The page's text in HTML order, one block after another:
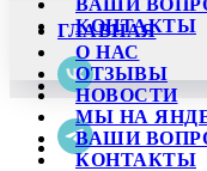
ВАШИ
КОНТАКТЫ
ГЛАВНАЯ
О НАС
ОТЗЫВЫ
НОВОСТИ
МЫ НА
ВАШИ
КОНТАКТЫ